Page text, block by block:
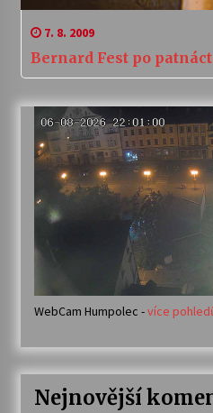
7. 8. 2009
Bernard Fest po
WebCam Humpolec -více
Nejnovější